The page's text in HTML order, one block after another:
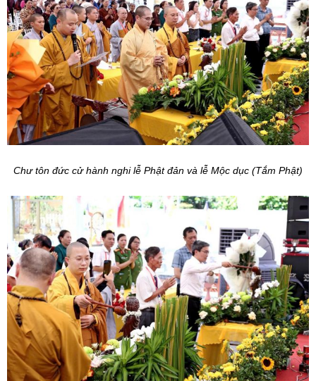
Chư tôn đức cử hành nghi lễ Phật đản và lễ Mộc dục (Tắm Phật)